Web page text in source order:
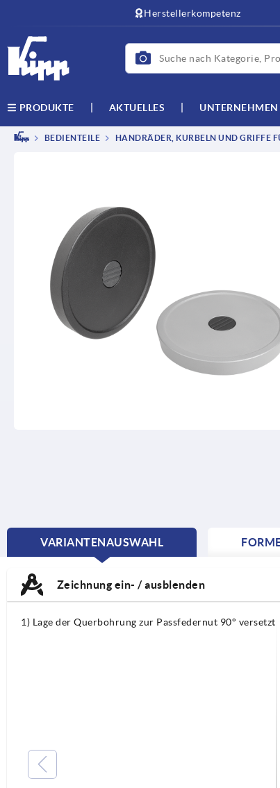
Herstellerkompetenz
PRODUKTE AKTUELLES UNTERNEHMEN
BEDIENTEILE HANDRÄDER, KURBELN UND GRIFFE
VARIANTENAUSWAHL
CURRENT
Zeichnung ein- / ausblenden
1) Lage der Querbohrung zur Passfedernut 90° versetzt